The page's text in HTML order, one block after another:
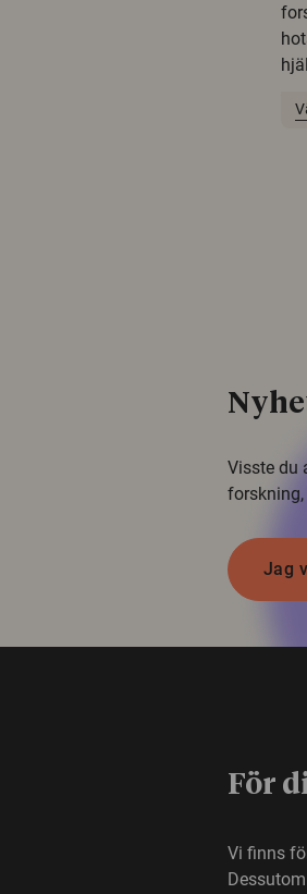
Visste du
forskning,
Jag
För
Vi finns